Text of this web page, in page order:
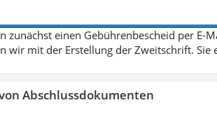
zunächst einen Gebührenbescheid per E-
wir mit der Erstellung der Zweitschrift. Sie
Abschlussdokumenten